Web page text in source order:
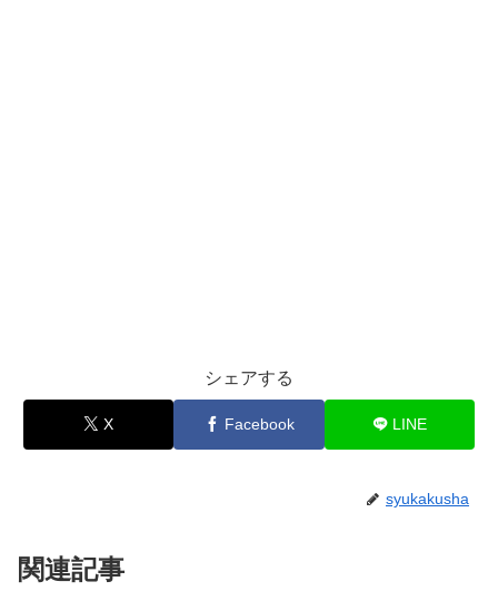
シェアする
X Facebook LINE
syukakusha
関連記事